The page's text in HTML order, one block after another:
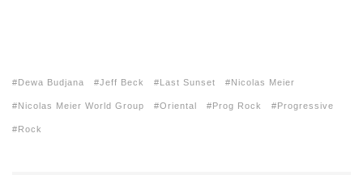
Dewa Budjana Jeff Beck Last Sunset Nicolas Meier
Nicolas Meier World Group Oriental Prog Rock Progressive
Rock